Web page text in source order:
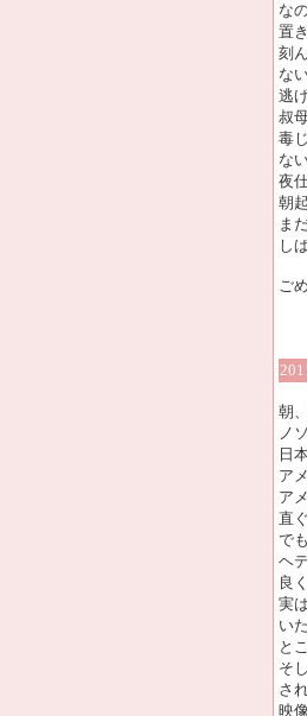
な
置
刻
な
逃
叔
毒
な
夜
朝
ま
し
ご
朝
ノ
日
ア
ア
直
で
ヘ
良
実
い
と
そ
さ
映